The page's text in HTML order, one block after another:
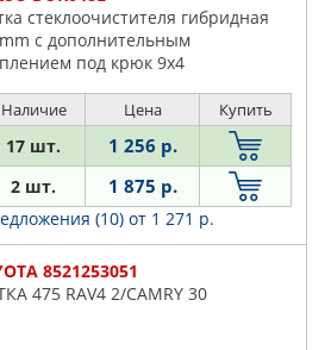
стеклоочистителя гибридная
c дополнительным
под крюк 9x4
Наличие Цена Купить
17 шт. 1 256 р.
2 шт. 1 875 р.
(10) от 1 271 р.
8521253051
475 RAV4 2/CAMRY 30